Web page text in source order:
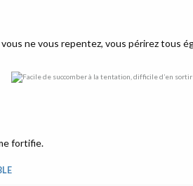
vous ne vous repentez, vous périrez tous
fortifie.